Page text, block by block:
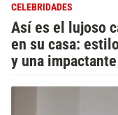
CELEBRIDADES
Así es el lujoso
en su casa:
y una